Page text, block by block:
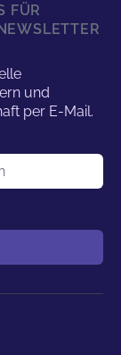
FÜR
und
per E-Mail.